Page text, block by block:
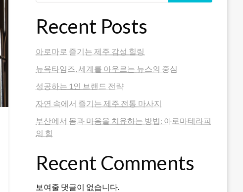
Recent Posts
아로마로 즐기는 제주 감성 힐링
뉴욕타임즈, 세계를 아우르는 뉴스의 중심
성공하는 1인 브랜드 전략
자연 속에서 즐기는 제주 전통 마사지
부산에서 몸과 마음을 치유하는 방법: 아로마테라피
의 힘
Recent Comments
보여줄 댓글이 없습니다.